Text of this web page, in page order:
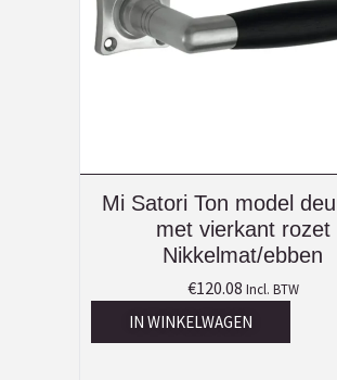
Mi Satori Ton model
met vierkant rozet
Nikkelmat/ebben
€120.08 Incl. BTW
IN WINKELWAGEN